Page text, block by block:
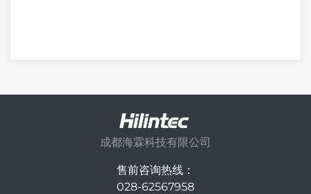
成都海霖科技有限公司
售前咨询热线：
028-62567958